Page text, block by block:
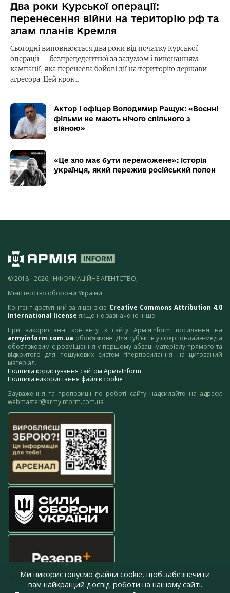
Два роки Курської операції:
перенесення війни на територію рф та
злам планів Кремля
Сьогодні виповнюється два роки від початку Курської
операції — безпрецедентної за задумом і виконанням
кампанії, яка перенесла бойові дії на територію держави-
агресора. Цей крок…
Актор і офіцер Володимир Ращук: «Воєнні
фільми не мають нічого спільного з
війною»
«Це зло має бути переможене»: історія
українця, який пережив російський полон
© 2018 - 2026, ІНФОРМАЦІЙНЕ АГЕНТСТВО,
Міністерство оборони України
Контент доступний за ліцензією Creative Commons Attribution 4.0
International license якщо не зазначено інше.
При використанні контенту з сайту АрміяInform посилання на
armyinform.com.ua обов’язкове. Для суб’єктів у сфері онлайн-медіа
обов’язковим є розміщення у першому абзаці матеріалу прямого та
відкритого для пошукових систем гіперпосилання на цитований
матеріал.
Політика користування сайтом АрміяInform
Політика використання файлів cookie
Зауваження та пропозиції по роботі сайту надсилайте на адресу:
webmaster@armyinform.com.ua
Ми використовуємо файли cookie, щоб забезпечити
вам найкращий досвід роботи на нашому сайті.